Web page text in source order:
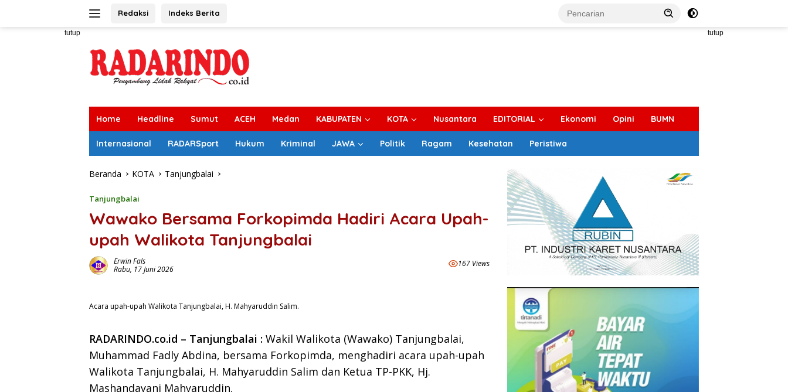
Redaksi Indeks Berita
tutup tutup
Home Headline Sumut ACEH Medan KABUPATEN KOTA Nusantara EDITORIAL Ekonomi Opini BUMN
Internasional RADARSport Hukum Kriminal JAWA Politik Ragam Kesehatan Peristiwa
Beranda KOTA Tanjungbalai
Tanjungbalai
Wawako Bersama Forkopimda Hadiri Acara Upah-
upah Walikota Tanjungbalai
Erwin Fals
Rabu, 17 Juni 2026
167 Views
Acara upah-upah Walikota Tanjungbalai, H. Mahyaruddin Salim.
RADARINDO.co.id – Tanjungbalai : Wakil Walikota (Wawako) Tanjungbalai,
Muhammad Fadly Abdina, bersama Forkopimda, menghadiri acara upah-upah
Walikota Tanjungbalai, H. Mahyaruddin Salim dan Ketua TP-PKK, Hj.
Mashandayani Mahyaruddin.